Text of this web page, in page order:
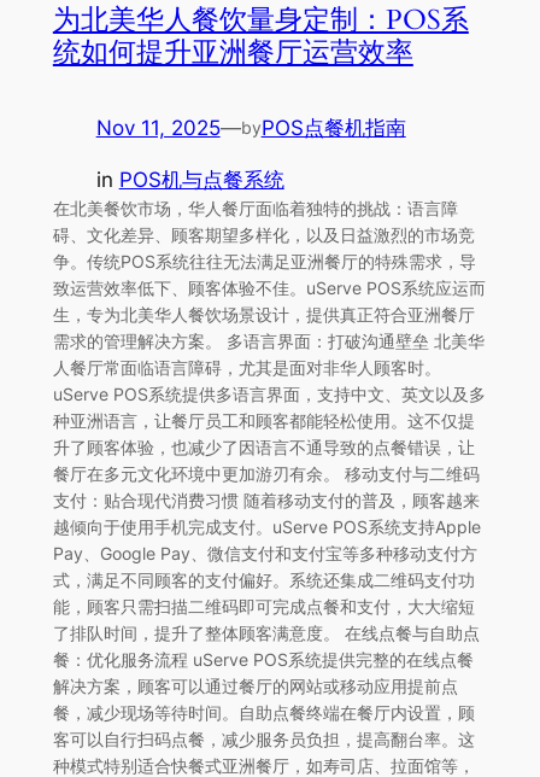
为北美华人餐饮量身定制：POS系
统如何提升亚洲餐厅运营效率
Nov 11, 2025—byPOS点餐机指南
in POS机与点餐系统
在北美餐饮市场，华人餐厅面临着独特的挑战：语言障
碍、文化差异、顾客期望多样化，以及日益激烈的市场竞
争。传统POS系统往往无法满足亚洲餐厅的特殊需求，导
致运营效率低下、顾客体验不佳。uServe POS系统应运而
生，专为北美华人餐饮场景设计，提供真正符合亚洲餐厅
需求的管理解决方案。 多语言界面：打破沟通壁垒 北美华
人餐厅常面临语言障碍，尤其是面对非华人顾客时。
uServe POS系统提供多语言界面，支持中文、英文以及多
种亚洲语言，让餐厅员工和顾客都能轻松使用。这不仅提
升了顾客体验，也减少了因语言不通导致的点餐错误，让
餐厅在多元文化环境中更加游刃有余。 移动支付与二维码
支付：贴合现代消费习惯 随着移动支付的普及，顾客越来
越倾向于使用手机完成支付。uServe POS系统支持Apple
Pay、Google Pay、微信支付和支付宝等多种移动支付方
式，满足不同顾客的支付偏好。系统还集成二维码支付功
能，顾客只需扫描二维码即可完成点餐和支付，大大缩短
了排队时间，提升了整体顾客满意度。 在线点餐与自助点
餐：优化服务流程 uServe POS系统提供完整的在线点餐
解决方案，顾客可以通过餐厅的网站或移动应用提前点
餐，减少现场等待时间。自助点餐终端在餐厅内设置，顾
客可以自行扫码点餐，减少服务员负担，提高翻台率。这
种模式特别适合快餐式亚洲餐厅，如寿司店、拉面馆等，